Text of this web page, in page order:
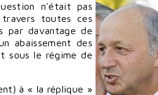
n'était pas
toutes ces
par davantage de
abaissement des
sous le régime de
à « la réplique »